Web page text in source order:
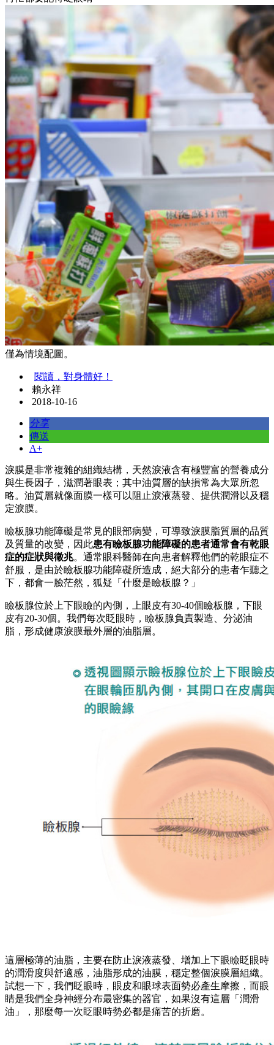
僅為情境配圖。
閱讀，對身體好！
賴永祥
2018-10-16
分享
傳送
A+
淚膜是非常複雜的組織結構，天然淚液含有極豐富的營養成分
與生長因子，滋潤著眼表；其中油質層的缺損常為大眾所忽
略。油質層就像面膜一樣可以阻止淚液蒸發、提供潤滑以及穩
定淚膜。
瞼板腺功能障礙是常見的眼部病變，可導致淚膜脂質層的品質
及質量的改變，因此患有瞼板腺功能障礙的患者通常會有乾眼
症的症狀與徵兆。通常眼科醫師在向患者解釋他們的乾眼症不
舒服，是由於瞼板腺功能障礙所造成，絕大部分的患者乍聽之
下，都會一臉茫然，狐疑「什麼是瞼板腺？」
瞼板腺位於上下眼瞼的內側，上眼皮有30-40個瞼板腺，下眼
皮有20-30個。我們每次眨眼時，瞼板腺負責製造、分泌油
脂，形成健康淚膜最外層的油脂層。
這層極薄的油脂，主要在防止淚液蒸發、增加上下眼瞼眨眼時
的潤滑度與舒適感，油脂形成的油膜，穩定整個淚膜層組織。
試想一下，我們眨眼時，眼皮和眼球表面勢必產生摩擦，而眼
睛是我們全身神經分布最密集的器官，如果沒有這層「潤滑
油」，那麼每一次眨眼時勢必都是痛苦的折磨。